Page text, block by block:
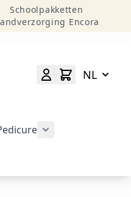
Schoolpakketten
Encora
NL